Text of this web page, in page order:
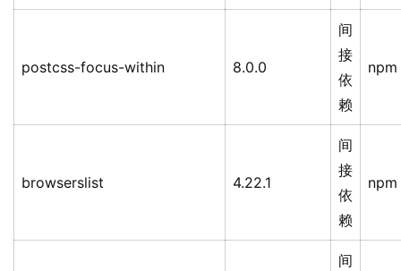
postcss-focus-within 8.0.0
间
接
依
赖
npm
browserslist 4.22.1
间
接
依
赖
npm
间